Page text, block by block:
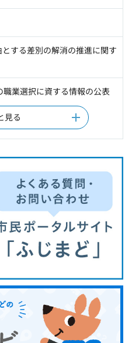
する差別の解消の推進に関す
業選択に資する情報の公表
見る